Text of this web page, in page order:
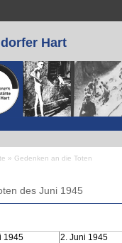
Hart
» Gedenken an die Toten
des Juni 1945
1945
2. Juni 1945